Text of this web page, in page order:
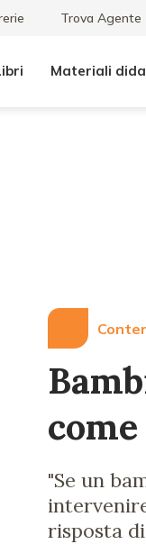
Trova Agente
Materiali
"Se un
risposta